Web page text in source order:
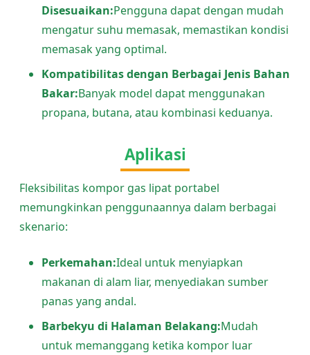
Disesuaikan:Pengguna dapat dengan mudah
mengatur suhu memasak, memastikan kondisi
memasak yang optimal.
Kompatibilitas dengan Berbagai Jenis Bahan
Bakar:Banyak model dapat menggunakan
propana, butana, atau kombinasi keduanya.
Aplikasi
Fleksibilitas kompor gas lipat portabel
memungkinkan penggunaannya dalam berbagai
skenario:
Perkemahan:Ideal untuk menyiapkan
makanan di alam liar, menyediakan sumber
panas yang andal.
Barbekyu di Halaman Belakang:Mudah
untuk memanggang ketika kompor luar